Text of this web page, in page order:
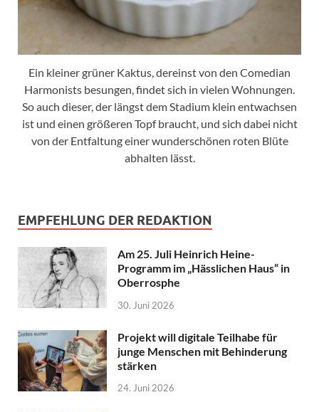
Ein kleiner grüner Kaktus, dereinst von den Comedian
Harmonists besungen, findet sich in vielen Wohnungen.
So auch dieser, der längst dem Stadium klein entwachsen
ist und einen größeren Topf braucht, und sich dabei nicht
von der Entfaltung einer wunderschönen roten Blüte
abhalten lässt.
EMPFEHLUNG DER REDAKTION
Am 25. Juli Heinrich Heine-
Programm im „Hässlichen Haus“ in
Oberrosphe
30. Juni 2026
Projekt will digitale Teilhabe für
junge Menschen mit Behinderung
stärken
24. Juni 2026